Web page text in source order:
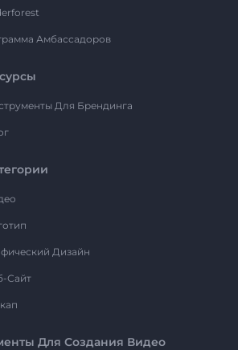
Амбассадоров
Для Брендинга
Дизайн
Сайт
Для Создания Видео